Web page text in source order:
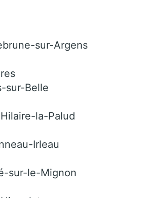
sur-Argens
sur-Belle
la-Palud
Irleau
sur-le-Mignon